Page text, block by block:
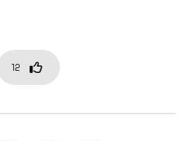
12